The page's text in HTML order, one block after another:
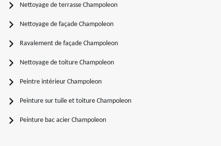
Nettoyage de terrasse Champoleon
Nettoyage de façade Champoleon
Ravalement de façade Champoleon
Nettoyage de toiture Champoleon
Peintre intérieur Champoleon
Peinture sur tuile et toiture Champoleon
Peinture bac acier Champoleon